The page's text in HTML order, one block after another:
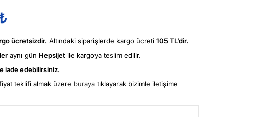
ücretsizdir. Altındaki siparişlerde kargo ücreti 105 TL’dir.
aynı gün Hepsijet ile kargoya teslim edilir.
iade edebilirsiniz.
teklifi almak üzere buraya tıklayarak bizimle iletişime